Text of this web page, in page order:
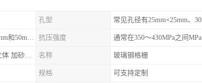
孔型
常见的有19mm、25mm、30mm、38mm和50mm等 抗压强度 通常在350～430MPa之间MPa
普通型 防滑型 ‌烤漆型 封边型 ‌微孔 立体 加砂覆面型 平面型 名称 玻璃钢格栅
规格 可支持定制